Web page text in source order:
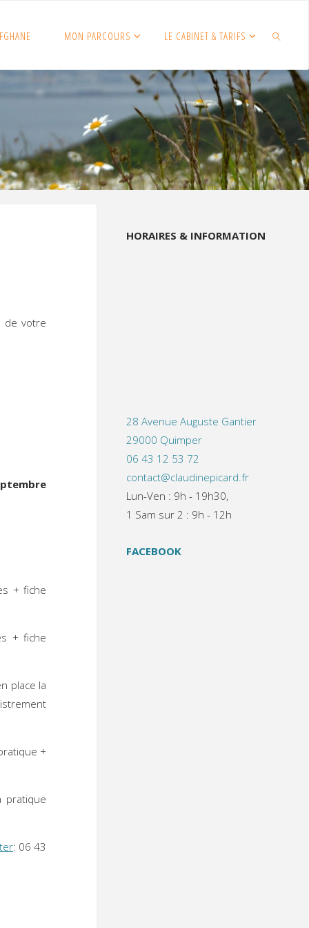
MON PARCOURS LE CABINET & TARIFS
SEARCH
de votre
+ fiche
+ fiche
place la
+
pratique
: 06 43
HORAIRES & INFORMATION
28 Avenue Auguste Gantier
29000 Quimper
06 43 12 53 72
contact@claudinepicard.fr
Lun-Ven : 9h - 19h30,
1 Sam sur 2 : 9h - 12h
FACEBOOK